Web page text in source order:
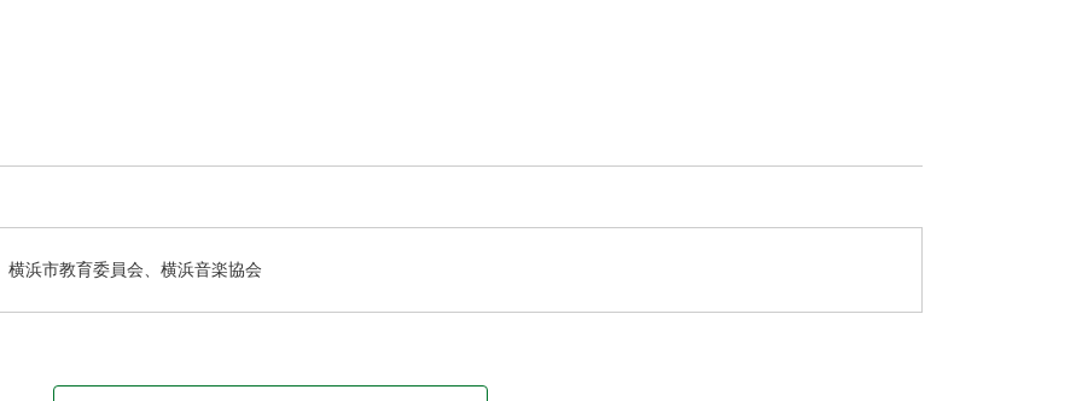
横浜市教育委員会、横浜音楽協会